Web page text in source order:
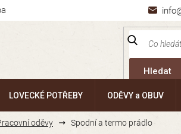
Hledat
LOVECKÉ POTŘEBY ODĚVY a OBUV
oděvy Spodní a termo prádlo